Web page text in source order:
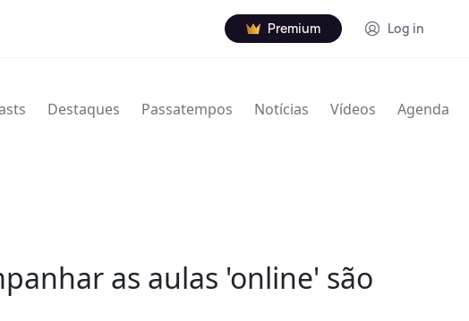
Premium Log in
Destaques Passatempos Notícias Vídeos Agenda
as aulas 'online' são